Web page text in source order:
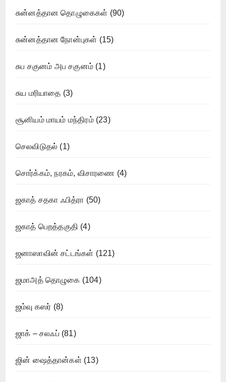
சுன்னத்தான தொழுகைகள் (90)
சுன்னத்தான நோன்புகள் (15)
சுப சகுனம் அப சகுனம் (1)
சுய மரியாதை (3)
சூனியம் மாயம் மந்திரம்(23)
செலவிடுதல் (1)
சொர்க்கம், நரகம், விசாரணை (4)
ஜகாத் சதகா ஃபித்ரா (50)
ஜகாத் பெறத்தகுதி (4)
ஜனாஸாவின் சட்டங்கள் (121)
ஜமாஅத் தொழுகை (104)
ஜம்வு கஸர் (8)
ஜாக் – சலஃப் (81)
ஜின் ஷைத்தான்கள் (13)